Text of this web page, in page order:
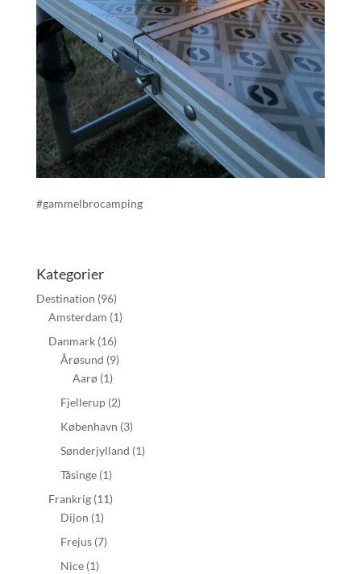
#gammelbrocamping
Kategorier
Destination (96)
Amsterdam (1)
Danmark(16)
Årøsund (9)
Aarø(1)
Fjellerup(2)
København (3)
Sønderjylland (1)
Tåsinge(1)
Frankrig(11)
Dijon (1)
Frejus(7)
Nice(1)